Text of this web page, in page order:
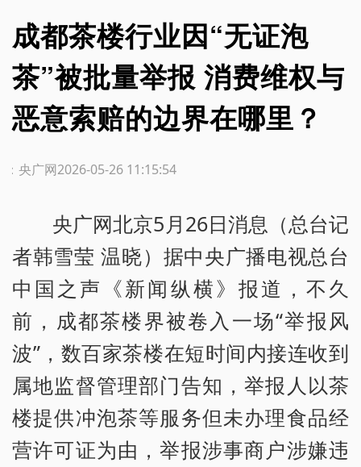
成都茶楼行业因“无证泡
茶”被批量举报 消费维权与
恶意索赔的边界在哪里？
2026-05-26 11:15:54
：央广网
央广网北京5月26日消息（总台记
者韩雪莹 温晓）据中央广播电视总台
中国之声《新闻纵横》报道，不久
前，成都茶楼界被卷入一场“举报风
波”，数百家茶楼在短时间内接连收到
属地监督管理部门告知，举报人以茶
楼提供冲泡茶等服务但未办理食品经
营许可证为由，举报涉事商户涉嫌违